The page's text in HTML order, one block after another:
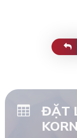
ĐẶT